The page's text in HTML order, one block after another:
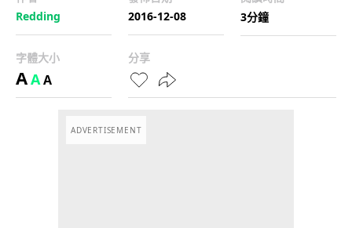
Redding
2016-12-08
3分鐘
字體大小
AAA
分享
ADVERTISEMENT